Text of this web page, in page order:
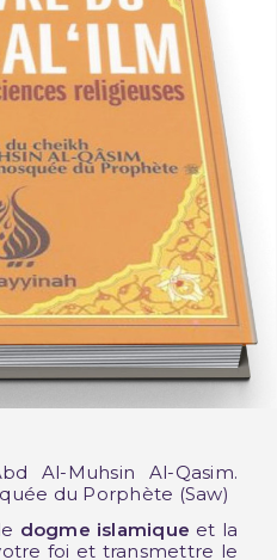
Al-Muhsin Al-Qasim.
du Porphète (Saw)
dogme islamique et la
foi et transmettre le